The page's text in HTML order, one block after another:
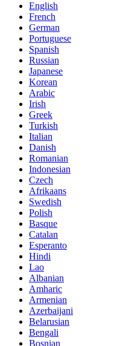
English
French
German
Portuguese
Spanish
Russian
Japanese
Korean
Arabic
Irish
Greek
Turkish
Italian
Danish
Romanian
Indonesian
Czech
Afrikaans
Swedish
Polish
Basque
Catalan
Esperanto
Hindi
Lao
Albanian
Amharic
Armenian
Azerbaijani
Belarusian
Bengali
Bosnian